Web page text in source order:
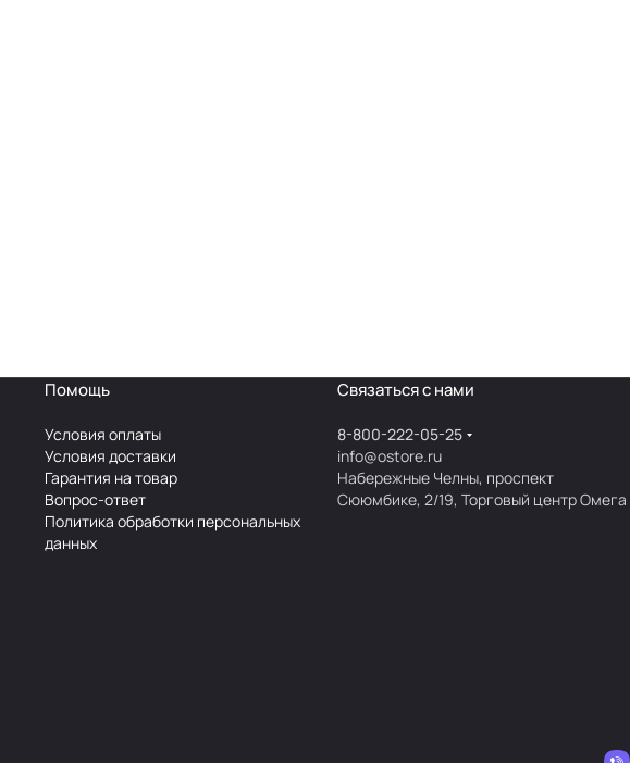
Помощь
Условия оплаты
Условия доставки
Гарантия на товар
Вопрос-ответ
Политика обработки персональных
данных
Связаться с нами
8-800-222-05-25
info@ostore.ru
Набережные Челны, проспект
Сююмбике, 2/19, Торговый центр Омега